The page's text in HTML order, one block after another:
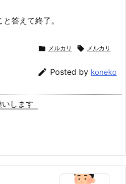
答えて終了。
 メルカリ  メルカリ
 Posted by koneko
します